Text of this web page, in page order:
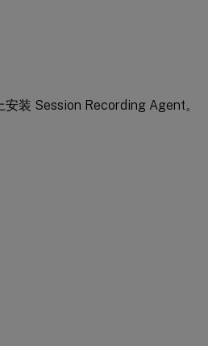
装 Session Recording Agent。